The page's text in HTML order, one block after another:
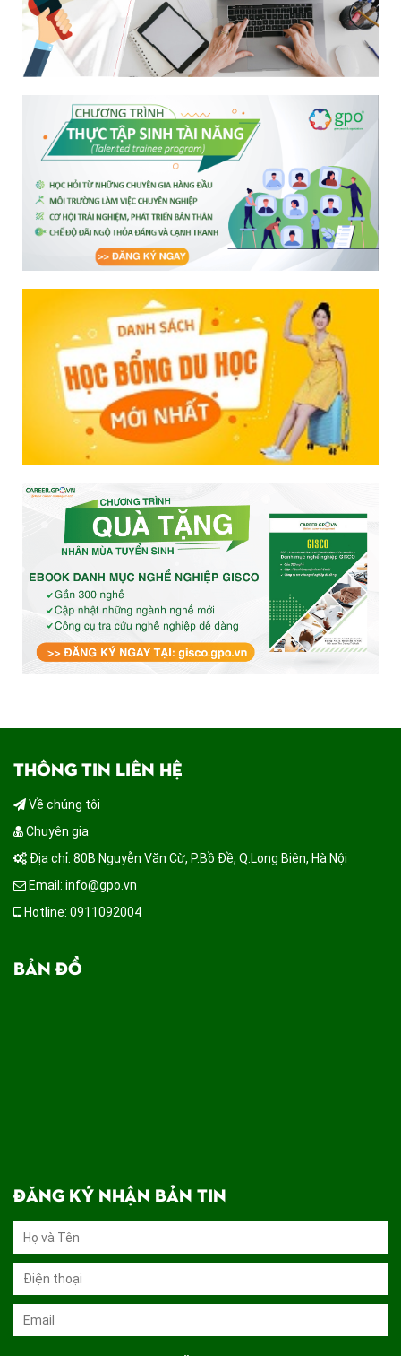
THÔNG TIN LIÊN HỆ
Về chúng tôi
Chuyên gia
Địa chỉ: 80B Nguyễn Văn Cừ, P.Bồ Đề, Q.Long Biên, Hà Nội
Email: info@gpo.vn
Hotline: 0911092004
BẢN ĐỒ
ĐĂNG KÝ NHẬN BẢN TIN